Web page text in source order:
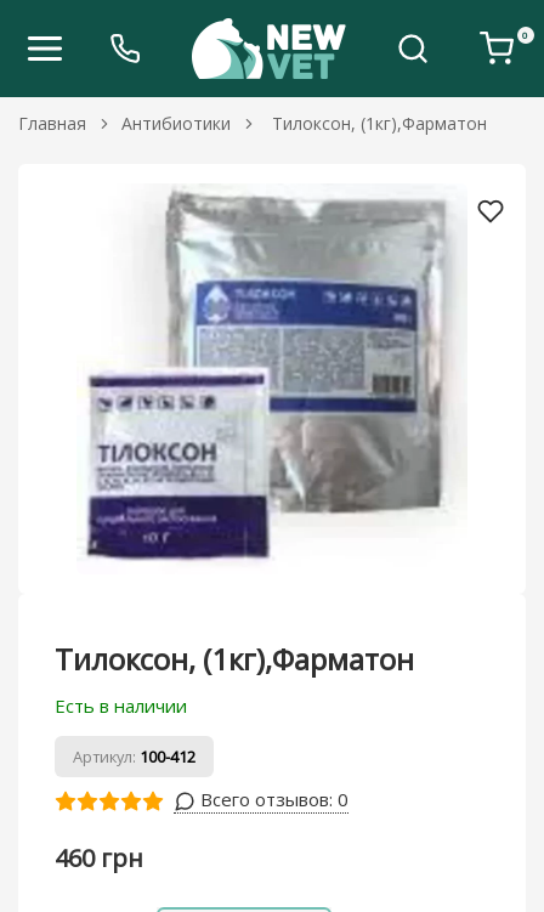
0
Главная Антибиотики Тилоксон, (1кг),Фарматон
Тилоксон, (1кг),Фарматон
Есть в наличии
Артикул: 100-412
Всего отзывов: 0
460 грн